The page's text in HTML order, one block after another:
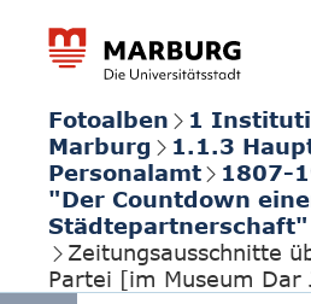
Fotoalben 1
Marburg
1.1.3
Personalamt
1807-
"Der Countdown
Zeitungsausschnitte
Partei [im Museum Dar